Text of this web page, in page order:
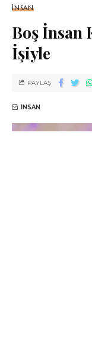
İNSAN
Boş İnsan
İşiyle
İNSAN
PAYLAŞ